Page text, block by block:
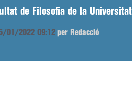
de Filosofia de la
01/2022 09:12 per Redacció